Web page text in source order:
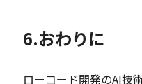
6.おわりに
ローコード開発のAI技